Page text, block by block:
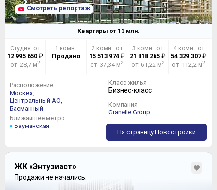
Смотреть репортаж
Квартиры от 13 млн.
Студия от
12 995 650₽
от 28,7 м2
1 комн.
Продано
2 комн. от
15 513 974₽
от 37,34 м2
3 комн. от
21 818 265 ₽
от 61,22 м2
4 комн. от
54 329 307₽
от 112,2 м2
Расположение
Москва,
Центральный АО,
Басманный
Ближайшее метро
Бауманская
Класс жилья
Бизнес-класс
Компания
Granelle Group
На страницу Новостройки
ЖК «Энтузиаст»
Продажи не начались.